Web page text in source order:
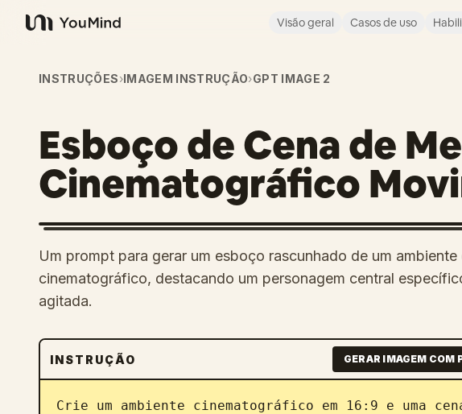
YouMind
Visão geral Casos de uso
INSTRUÇÕES›IMAGEM INSTRUÇÃO›GPT IMAGE 2
Esboço de Cena de
Cinematográfico
Um prompt para gerar um esboço rascunhado de um ambiente
cinematográfico, destacando um personagem central
agitada.
INSTRUÇÃO GERAR IMAGEM COM
Crie um ambiente cinematográfico em 16:9 e uma